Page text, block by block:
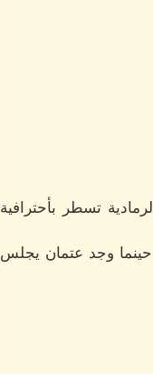
تسطر بأحترافية
حينما وجد عتمان يجلس